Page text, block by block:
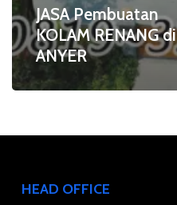
JASA Pembuatan
KOLAM RENANG di
ANYER
HEAD OFFICE